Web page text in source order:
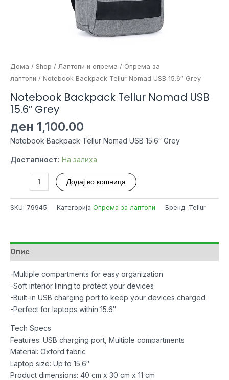
Дома / Shop / Лаптопи и опрема / Опрема за
лаптопи / Notebook Backpack Tellur Nomad USB 15.6″ Grey
Notebook Backpack Tellur Nomad USB
15.6″ Grey
ден 1,100.00
Notebook Backpack Tellur Nomad USB 15.6″ Grey
Достапност: На залиха
Notebook
Backpack
Tellur
Grey
количина
Додај во кошница
SKU: 79945 Категорија Опрема за лаптопи Бренд: Tellur
Опис
-Multiple compartments for easy organization
-Soft interior lining to protect your devices
-Built-in USB charging port to keep your devices charged
-Perfect for laptops within 15.6″
Tech Specs
Features: USB charging port, Multiple compartments
Material: Oxford fabric
Laptop size: Up to 15.6″
Product dimensions: 40 cm x 30 cm x 11 cm